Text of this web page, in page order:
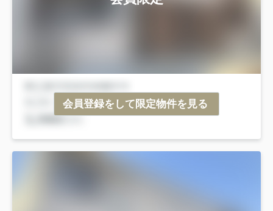
会員登録をして限定物件を見る